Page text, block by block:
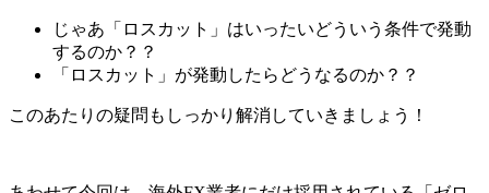
じゃあ「ロスカット」はいったいどういう条件で発動
するのか？？
「ロスカット」が発動したらどうなるのか？？
このあたりの疑問もしっかり解消していきましょう！